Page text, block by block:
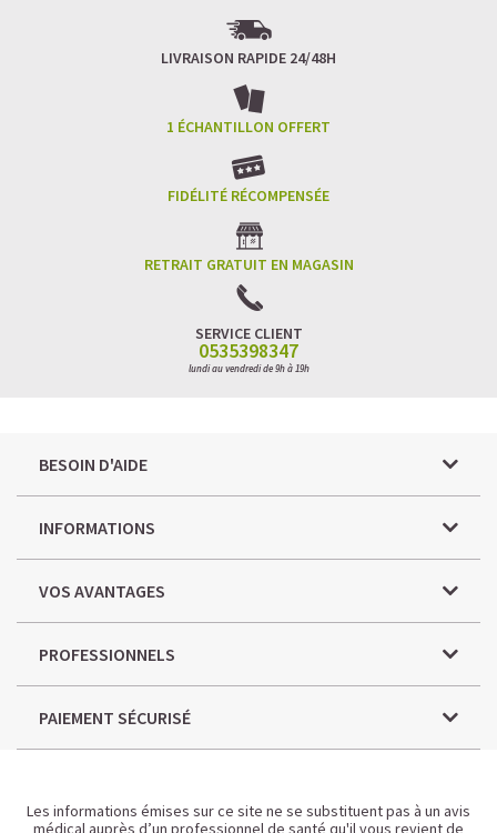
LIVRAISON RAPIDE 24/48H
1 ÉCHANTILLON OFFERT
FIDÉLITÉ RÉCOMPENSÉE
RETRAIT GRATUIT EN MAGASIN
SERVICE CLIENT
0535398347
lundi au vendredi de 9h à 19h
BESOIN D'AIDE
INFORMATIONS
VOS AVANTAGES
PROFESSIONNELS
PAIEMENT SÉCURISÉ
Les informations émises sur ce site ne se substituent pas à un avis
médical auprès d’un professionnel de santé qu'il vous revient de